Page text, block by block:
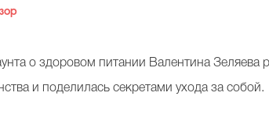
о здоровом питании Валентина Зеляева
и поделилась секретами ухода за собой.